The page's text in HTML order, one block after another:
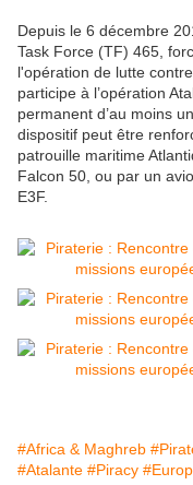
Depuis le 6 décembre
Task Force (TF) 465,
l'opération de lutte
participe à l’opération
permanent d’au moins
dispositif peut être
patrouille maritime
Falcon 50, ou par un
E3F.
#Africa & Maghreb
#Atalante #Piracy